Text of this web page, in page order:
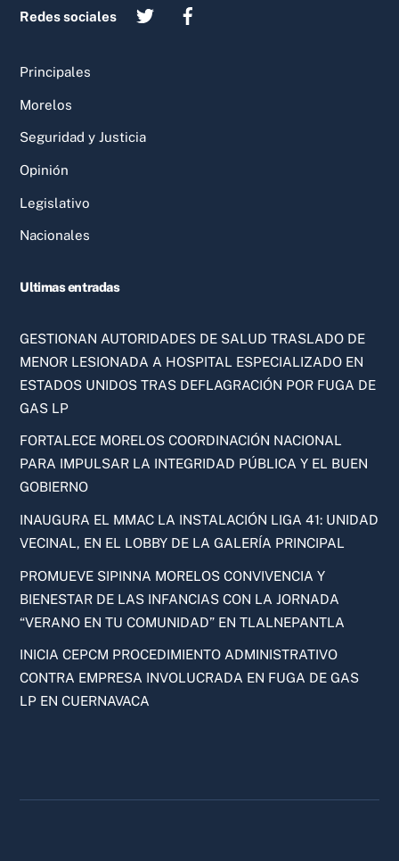
Redes sociales
Principales
Morelos
Seguridad y Justicia
Opinión
Legislativo
Nacionales
Ultimas entradas
GESTIONAN AUTORIDADES DE SALUD TRASLADO DE
MENOR LESIONADA A HOSPITAL ESPECIALIZADO EN
ESTADOS UNIDOS TRAS DEFLAGRACIÓN POR FUGA DE
GAS LP
FORTALECE MORELOS COORDINACIÓN NACIONAL
PARA IMPULSAR LA INTEGRIDAD PÚBLICA Y EL BUEN
GOBIERNO
INAUGURA EL MMAC LA INSTALACIÓN LIGA 41: UNIDAD
VECINAL, EN EL LOBBY DE LA GALERÍA PRINCIPAL
PROMUEVE SIPINNA MORELOS CONVIVENCIA Y
BIENESTAR DE LAS INFANCIAS CON LA JORNADA
“VERANO EN TU COMUNIDAD” EN TLALNEPANTLA
INICIA CEPCM PROCEDIMIENTO ADMINISTRATIVO
CONTRA EMPRESA INVOLUCRADA EN FUGA DE GAS
LP EN CUERNAVACA